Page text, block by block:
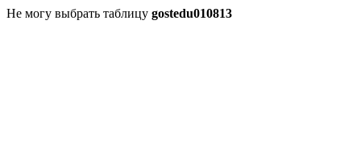
Не могу выбрать таблицу gostedu010813